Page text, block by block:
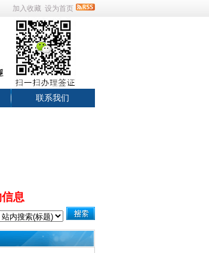
加入收藏 设为首页
联系我们
息